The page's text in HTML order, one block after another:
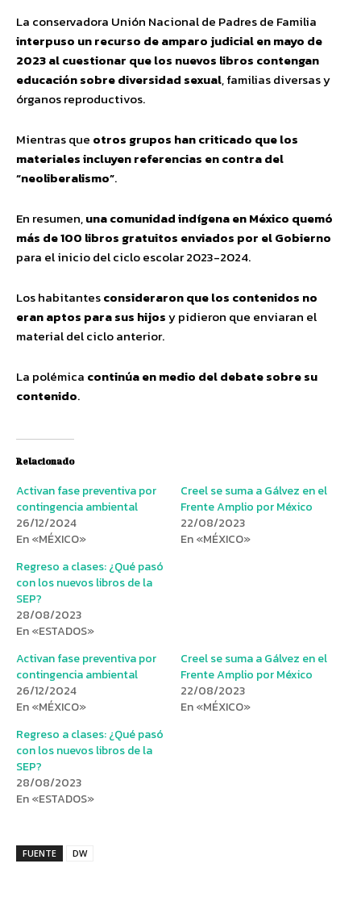
La conservadora Unión Nacional de Padres de Familia
interpuso un recurso de amparo judicial en mayo de
2023 al cuestionar que los nuevos libros contengan
educación sobre diversidad sexual, familias diversas y
órganos reproductivos.
Mientras que otros grupos han criticado que los
materiales incluyen referencias en contra del
“neoliberalismo”.
En resumen,una comunidad indígena en México quemó
más de 100 libros gratuitos enviados por el Gobierno
para el inicio del ciclo escolar 2023-2024.
Los habitantesconsideraron que los contenidos no
eran aptos para sus hijosy pidieron que enviaran el
material del ciclo anterior.
La polémica continúa en medio del debate sobre su
contenido.
Relacionado
Activan fase preventiva por
contingencia ambiental
26/12/2024
En «MÉXICO»
Creel se suma a Gálvez en el
Frente Amplio por México
22/08/2023
En «MÉXICO»
Regreso a clases: ¿Qué pasó
con los nuevos libros de la
SEP?
28/08/2023
En «ESTADOS»
Activan fase preventiva por
contingencia ambiental
26/12/2024
En «MÉXICO»
Creel se suma a Gálvez en el
Frente Amplio por México
22/08/2023
En «MÉXICO»
Regreso a clases: ¿Qué pasó
con los nuevos libros de la
SEP?
28/08/2023
En «ESTADOS»
FUENTE DW